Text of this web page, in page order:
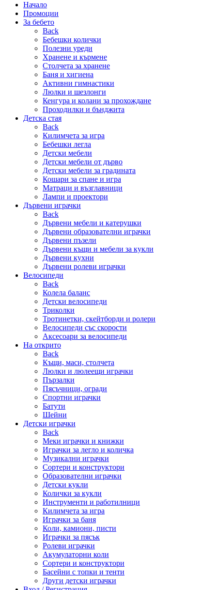
Начало
Промоции
За бебето
Back
Бебешки колички
Полезни уреди
Хранене и кърмене
Столчета за хранене
Баня и хигиена
Активни гимнастики
Люлки и шезлонги
Кенгура и колани за прохождане
Проходилки и бънджита
Детска стая
Back
Килимчета за игра
Бебешки легла
Детски мебели
Детски мебели от дърво
Детски мебели за градината
Кошари за спане и игра
Матраци и възглавници
Лампи и проектори
Дървени играчки
Back
Дървени мебели и катерушки
Дървени образователни играчки
Дървени пъзели
Дървени къщи и мебели за кукли
Дървени кухни
Дървени ролеви играчки
Велосипеди
Back
Колела баланс
Детски велосипеди
Триколки
Тротинетки, скейтборди и ролери
Велосипеди със скорости
Аксесоари за велосипеди
На открито
Back
Къщи, маси, столчета
Люлки и люлеещи играчки
Пързалки
Пясъчници, огради
Спортни играчки
Батути
Шейни
Детски играчки
Back
Меки играчки и книжки
Играчки за легло и количка
Музикални играчки
Сортери и конструктори
Образователни играчки
Детски кукли
Колички за кукли
Инструменти и работилници
Килимчета за игра
Играчки за баня
Коли, камиони, писти
Играчки за пясък
Ролеви играчки
Акумулаторни коли
Сортери и конструктори
Басейни с топки и тенти
Други детски играчки